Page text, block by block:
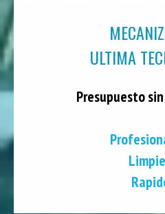
ULTIMA
Presupuesto